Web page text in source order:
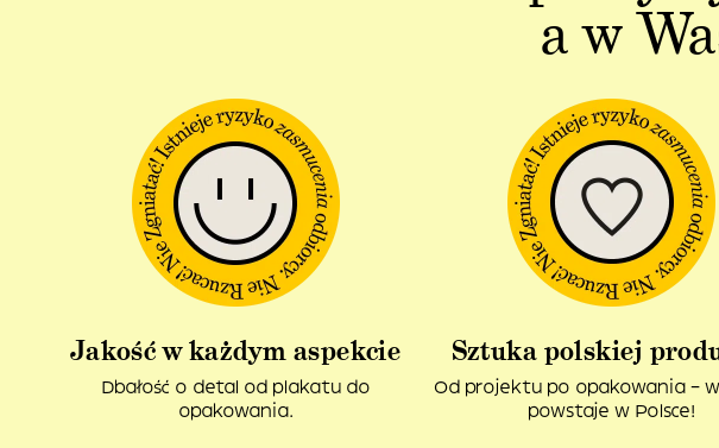
a w
Jakość w każdym aspekcie
Dbałość o detal od plakatu do
opakowania.
Sztuka polskiej
Od projektu po opakowania –
powstaje w Polsce!